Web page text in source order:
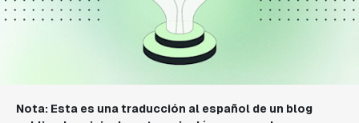
Nota: Esta es una traducción al español de un blog